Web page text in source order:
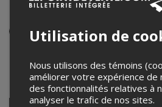
Diffusions virtuelles
Événement virtuel
Du 9 au 12 avril 2026
Partagez cet événement
Twitter
Utilisation de
Nous utilisons des témoins
améliorer votre expérience de
des fonctionnalités relatives à
analyser le trafic de nos sites.